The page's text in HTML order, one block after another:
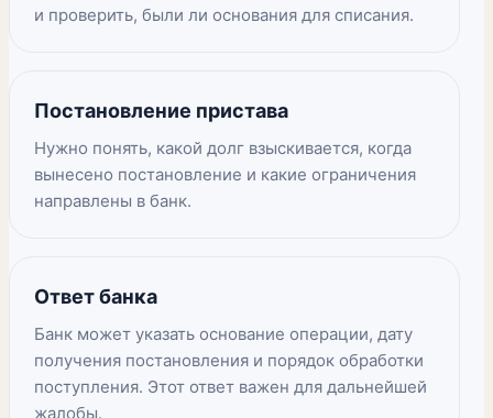
и проверить, были ли основания для списания.
Постановление пристава
Нужно понять, какой долг взыскивается, когда
вынесено постановление и какие ограничения
направлены в банк.
Ответ банка
Банк может указать основание операции, дату
получения постановления и порядок обработки
поступления. Этот ответ важен для дальнейшей
жалобы.